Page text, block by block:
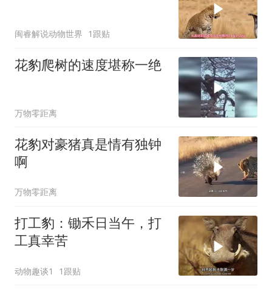
闽睿解说动物世界 1跟贴
花豹爬树的速度堪称一绝
万物零距离
花豹对豪猪真是情有独钟
啊
万物零距离
打工豹：锄禾日当午，打
工真幸苦
动物趣谈1 1跟贴